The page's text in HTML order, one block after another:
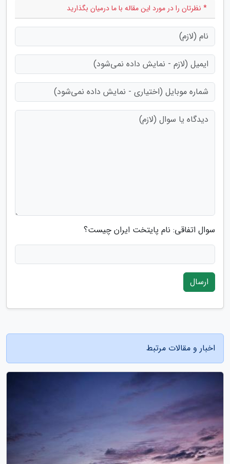
* نظرتان را در مورد این مقاله با ما درمیان بگذارید
سوال اتفاقی: نام پایتخت ایران چیست؟
ارسال
اخبار و مقالات مرتبط